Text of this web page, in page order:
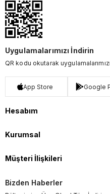
Uygulamalarımızı İndirin
QR kodu okutarak
App Store Google
Hesabım
Kurumsal
Müşteri İlişkileri
Bizden Haberler